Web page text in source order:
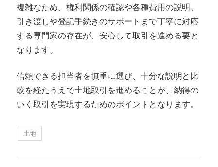
複雑なため、権利関係の確認や各種費用の説明、
引き渡しや登記手続きのサポートまで丁寧に対応
する専門家の存在が、安心して取引を進める要と
なります。
信頼できる担当者を慎重に選び、十分な説明と比
較を経たうえで土地取引を進めることが、納得の
いく取引を実現するためのポイントとなります。
土地